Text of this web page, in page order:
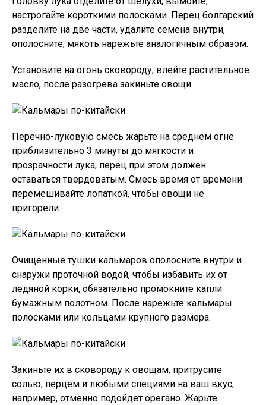
настрогайте короткими полосками. Перец болгарский
разделите на две части, удалите семена внутри,
ополосните, мякоть нарежьте аналогичным образом.
Установите на огонь сковороду, влейте растительное
масло, после разогрева закиньте овощи.
Перечно-луковую смесь жарьте на среднем огне
приблизительно 3 минуты до мягкости и
прозрачности лука, перец при этом должен
оставаться твердоватым. Смесь время от времени
перемешивайте лопаткой, чтобы овощи не
пригорели.
Очищенные тушки кальмаров ополосните внутри и
снаружи проточной водой, чтобы избавить их от
ледяной корки, обязательно промокните капли
бумажным полотном. После нарежьте кальмары
полосками или кольцами крупного размера.
Закиньте их в сковороду к овощам, притрусите
солью, перцем и любыми специями на ваш вкус,
например, отменно подойдет орегано. Жарьте